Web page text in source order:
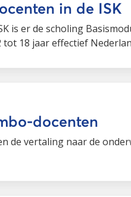
in de ISK
is er de scholing
18 jaar effectief
docenten
de vertaling naar de